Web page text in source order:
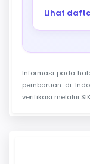
Lihat
Informasi pada
pembaruan di
verifikasi melalui